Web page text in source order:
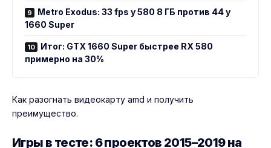
Metro Exodus: 33 fps у 580 8 ГБ против 44 у
1660 Super
Итог: GTX 1660 Super быстрее RX 580
примерно на 30%
Как разогнать видеокарту amd и получить
преимущество.
Игры в тесте: 6 проектов 2015–2019 на